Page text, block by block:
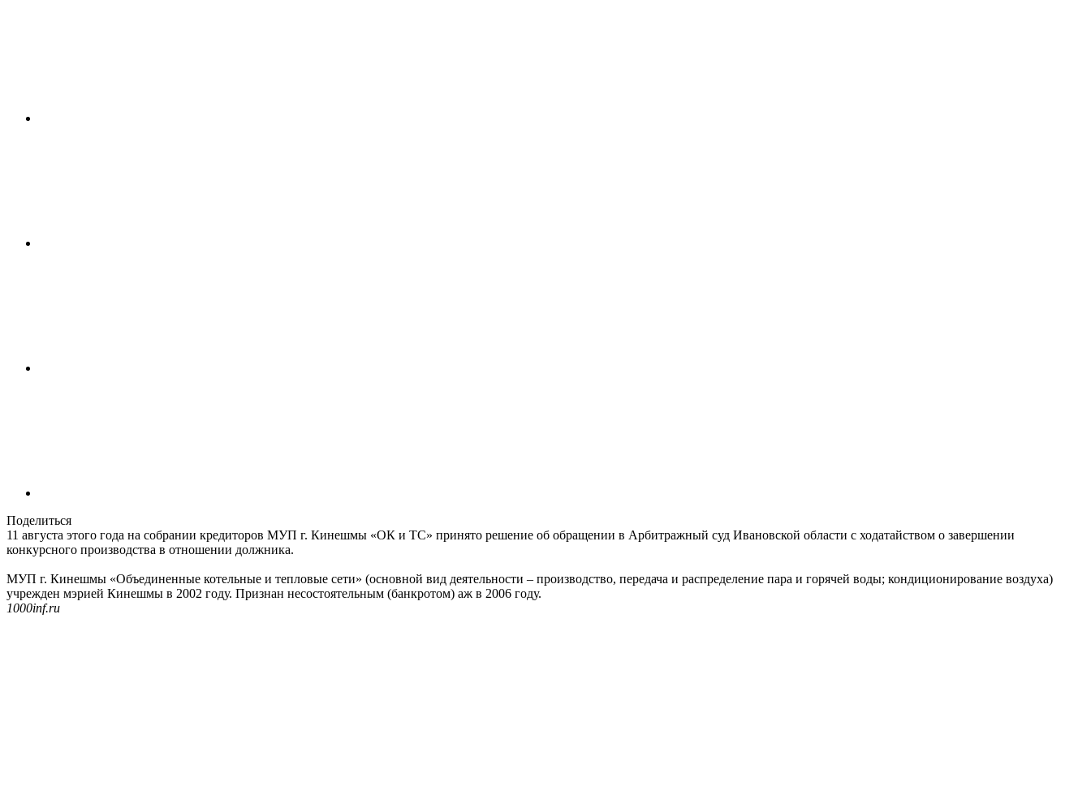
Поделиться
11 августа этого года на собрании кредиторов МУП г. Кинешмы «ОК и ТС» принято решение об обращении в Арбитражный суд Ивановской области с ходатайством о завершении
конкурсного производства в отношении должника.
МУП г. Кинешмы «Объединенные котельные и тепловые сети» (основной вид деятельности – производство, передача и распределение пара и горячей воды; кондиционирование воздуха)
учрежден мэрией Кинешмы в 2002 году. Признан несостоятельным (банкротом) аж в 2006 году.
1000inf.ru